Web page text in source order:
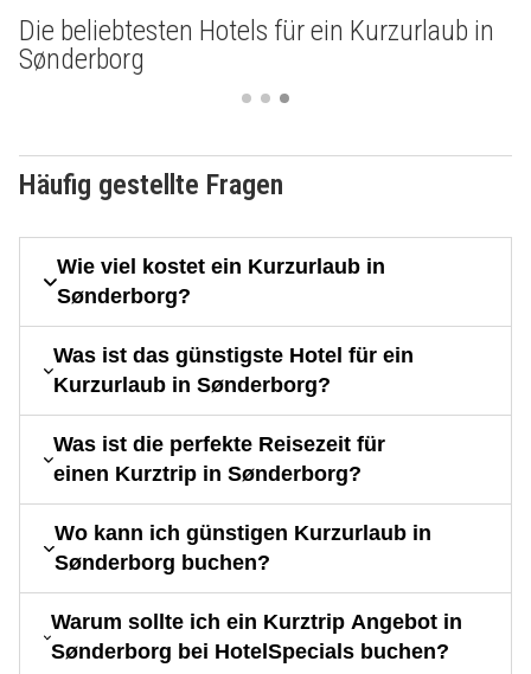
Die beliebtesten Hotels für ein Kurzurlaub in
Sønderborg
Häufig gestellte Fragen
Wie viel kostet ein Kurzurlaub in
Sønderborg?
Was ist das günstigste Hotel für ein
Kurzurlaub in Sønderborg?
Was ist die perfekte Reisezeit für
einen Kurztrip in Sønderborg?
Wo kann ich günstigen Kurzurlaub in
Sønderborg buchen?
Warum sollte ich ein Kurztrip Angebot in
Sønderborg bei HotelSpecials buchen?